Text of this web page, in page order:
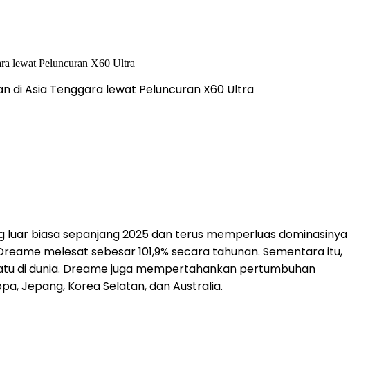
di Asia Tenggara lewat Peluncuran X60 Ultra
biasa sepanjang 2025 dan terus memperluas dominasinya
melesat sebesar 101,9% secara tahunan. Sementara itu,
di dunia. Dreame juga mempertahankan pertumbuhan
Jepang, Korea Selatan, dan Australia.